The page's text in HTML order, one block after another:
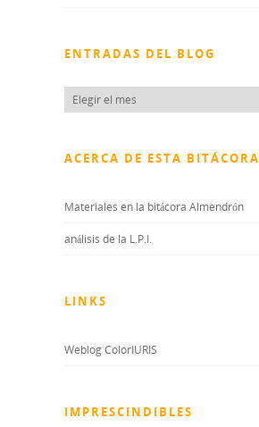
ENTRADAS DEL BLOG
Entradas
del
ACERCA DE ESTA BITÁCORA
Materiales en la bitácora Almendrón
análisis de la L.P.I.
LINKS
Weblog ColorIURIS
IMPRESCINDIBLES